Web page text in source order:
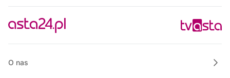
O nas